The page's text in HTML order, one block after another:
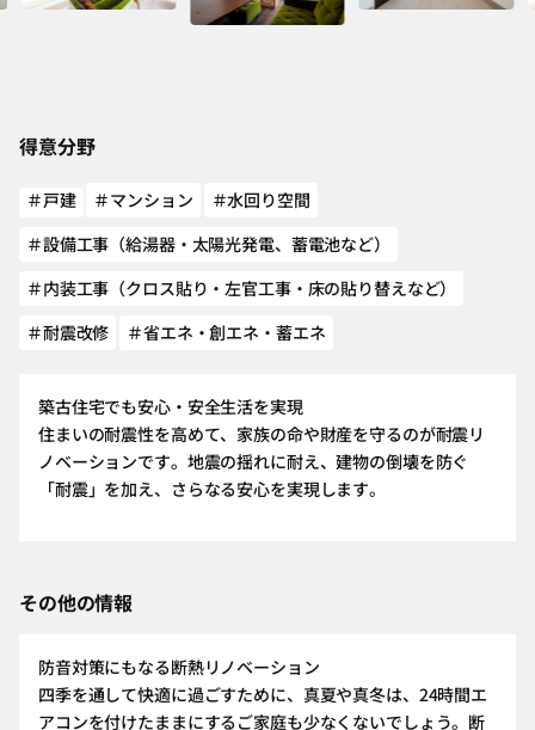
得意分野
＃戸建 ＃マンション
＃水回り空間
＃設備工事（給湯器・太陽光発電、蓄電池など）
＃内装工事（クロス貼り・左官工事・床の貼り替えなど）
＃耐震改修
＃省エネ・創エネ・蓄エネ
築古住宅でも安心・安全生活を実現
住まいの耐震性を高めて、家族の命や財産を守るのが耐震リ
ノベーションです。地震の揺れに耐え、建物の倒壊を防ぐ
「耐震」を加え、さらなる安心を実現します。
その他の情報
防音対策にもなる断熱リノベーション
四季を通して快適に過ごすために、真夏や真冬は、24時間エ
アコンを付けたままにするご家庭も少なくないでしょう。断